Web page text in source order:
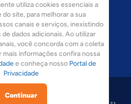
utiliza cookies essenciais a
do site, para melhorar a sua
canais e serviços, inexistindo
dados adicionais. Ao utilizar
você concorda com a coleta
mais informações confira nossa
e conheça nosso Portal de
Privacidade
Continuar
Siga-nos: